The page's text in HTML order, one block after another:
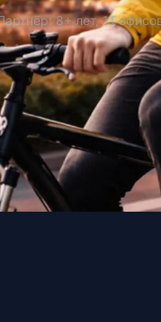
8+ лет, 11